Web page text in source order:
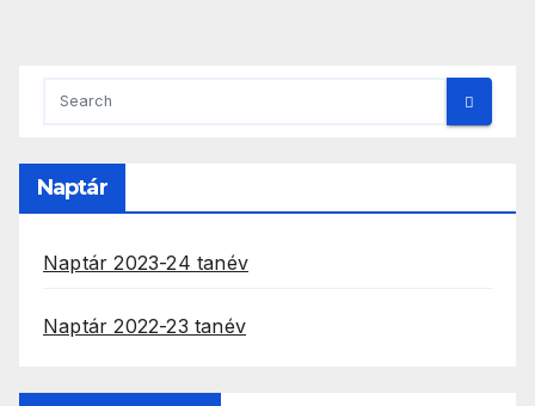
Naptár
Naptár 2023-24 tanév
Naptár 2022-23 tanév